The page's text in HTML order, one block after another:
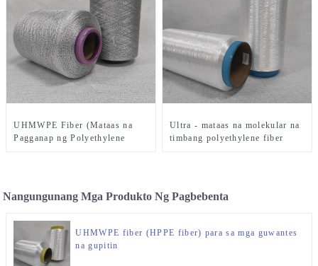
UHMWPE Fiber (Mataas na
Pagganap ng Polyethylene
Ultra - mataas na molekular na
timbang polyethylene fiber
Nangungunang Mga Produkto Ng Pagbebenta
UHMWPE fiber (HPPE fiber) para sa mga guwantes
na gupitin